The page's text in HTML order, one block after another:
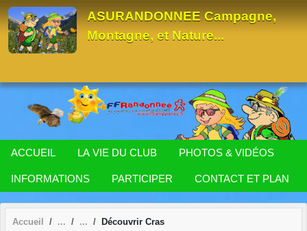
ASURANDONNEE Campagne,
Montagne, et Nature...
ACCUEIL LA VIE DU CLUB PHOTOS & VIDÉOS
INFORMATIONS PARTICIPER CONTACT ET PLAN
Accueil Découvrir Cras
Panneau de gestion des cookies